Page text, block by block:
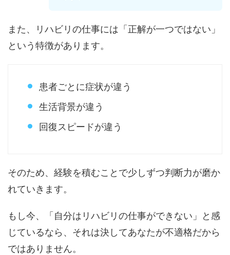
また、リハビリの仕事には「正解が一つではない」
という特徴があります。
患者ごとに症状が違う
生活背景が違う
回復スピードが違う
そのため、経験を積むことで少しずつ判断力が磨か
れていきます。
もし今、「自分はリハビリの仕事ができない」と感
じているなら、それは決してあなたが不適格だから
ではありません。